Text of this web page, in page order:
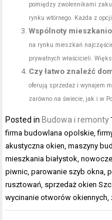
pomiędzy zwolennikami
rynku wtórnego. Każda z
Wspólnoty
na rynku mieszkań
prywatnych właścicieli.
Czy łatwo znaleźć
oferują sprzedaż i wynajem
zarówno na świecie, jak i w
Posted in Budowa i remonty
firma budowlana opolskie,
akustyczna okien,maszyny
mieszkania białystok,
piwnic,parowanie szyb okna,
rusztowań, sprzedaż okien
wycinanie otworów okiennych,